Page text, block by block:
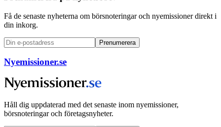
Få de senaste nyheterna om börsnoteringar och nyemissioner direkt i
din inkorg.
Prenumerera
Nyemissioner.se
Håll dig uppdaterad med det senaste inom nyemissioner,
börsnoteringar och företagsnyheter.